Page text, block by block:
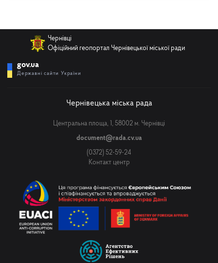
Чернівці
Офіційний геопортал Чернівецької міської ради
gov.ua
Державні сайти України
Чернівецька міська рада
Центральна площа, 1, 58002 м. Чернівці
document@rada.cv.ua
(0372) 52-59-24
Контакт центр